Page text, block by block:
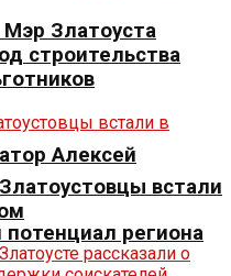
Алексей
региона
Златоуста
строительства
встали